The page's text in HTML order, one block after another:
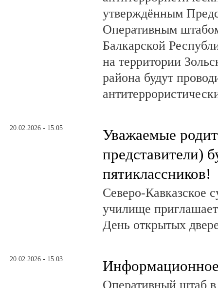
утверждённым
Оперативным
Балкарской
на территории
района будут
20.02.2026 - 15:05
Уважаемые
представители)
пятиклассников!
Северо-Кавказское
училище
День открытых
20.02.2026 - 15:03
Оперативный штаб